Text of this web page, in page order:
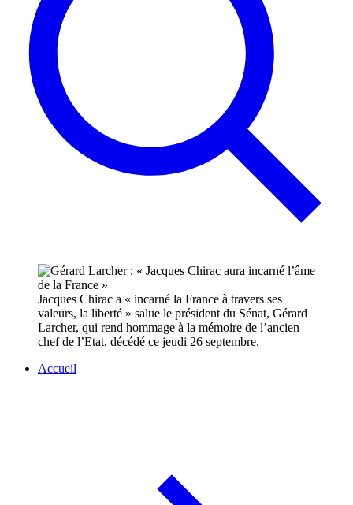
Jacques Chirac a « incarné la France à travers ses
valeurs, la liberté » salue le président du Sénat, Gérard
Larcher, qui rend hommage à la mémoire de l’ancien
chef de l’Etat, décédé ce jeudi 26 septembre.
Accueil